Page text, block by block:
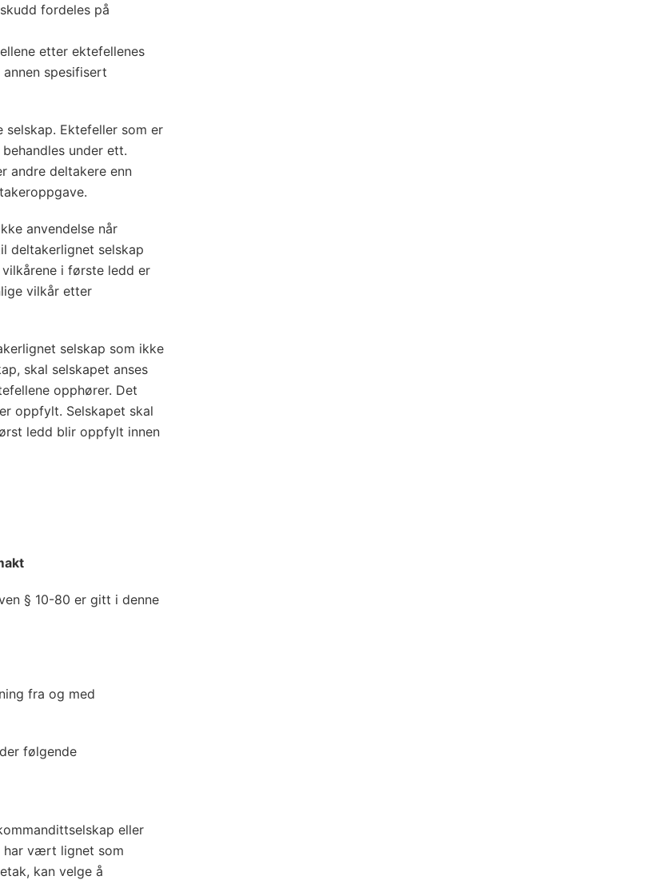
fordeles på
etter ektefellenes
spesifisert
Ektefeller som er
under ett.
andre deltakere enn
anvendelse når
deltakerlignet selskap
i første ledd er
vilkår etter
selskap som ikke
skal selskapet anses
opphører. Det
oppfylt. Selskapet skal
ledd blir oppfylt innen
§ 10-80 er gitt i denne
fra og med
følgende
eller
har vært lignet som
kan velge å